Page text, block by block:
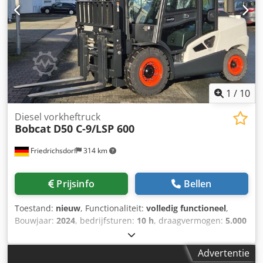
mm 3. ventiel, 4. ventiel, werklampen achter, werklampen
voor, verwarming, roetfilter, volledige cabine,
airconditioning, volledige vrije heffing, CE-certificaat,
dubbele banden, veiligheidsverlichting, binnenspiegel,
buitenspiegel, zwaailicht, ruitenwisser, stoelverwarming,
LED, stoel, 5. ventiel
1 / 10
Friedrichsdorf 314 km
Diesel vorkheftruck
Bobcat D50 C-9/LSP 600
Prijsinfo Bellen
Toestand: nieuw, Functionaliteit: volledig functioneel,
Bouwjaar: 2024, bedrijfsturen: 10 h, draagvermogen: 5.000
, vrije hefhoogte:
brandstoftype:diesel, masttype:triplex, bouwhoogte:
Advertentie